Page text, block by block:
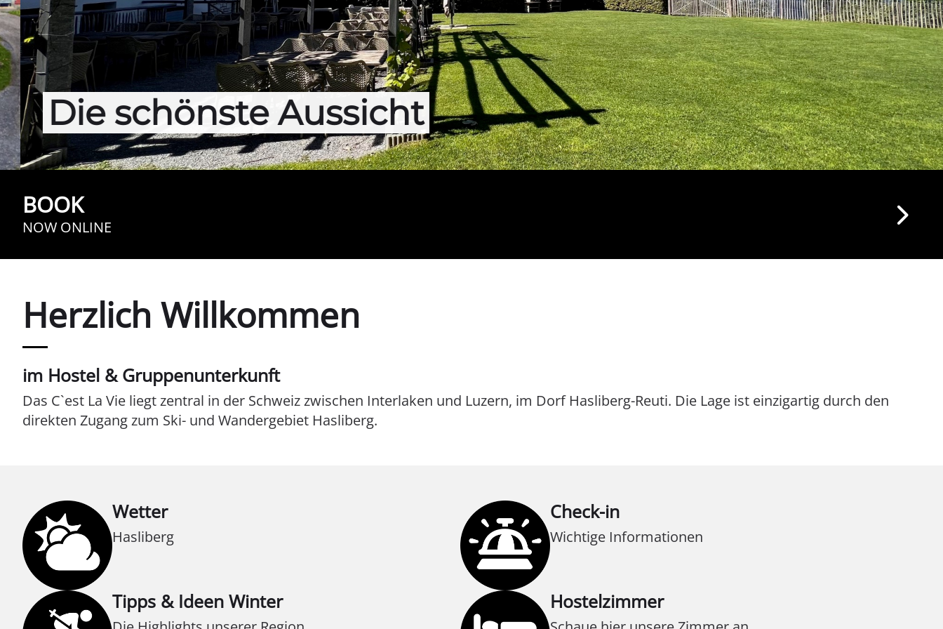
Die schönste Aussicht
BOOK
NOW ONLINE
Herzlich Willkommen
im Hostel & Gruppenunterkunft
Das C`est La Vie liegt zentral in der Schweiz zwischen Interlaken und Luzern, im Dorf Hasliberg-Reuti. Die Lage ist einzigartig durch den
direkten Zugang zum Ski- und Wandergebiet Hasliberg.
Wetter
Hasliberg
Check-in
Wichtige Informationen
Tipps & Ideen Winter Hostelzimmer